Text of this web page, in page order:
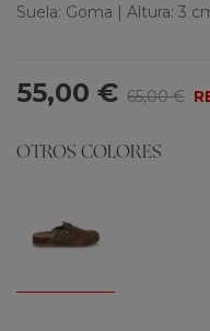
Suela: Goma | Altura: 3
55,00 € 65,00 €
OTROS COLORES